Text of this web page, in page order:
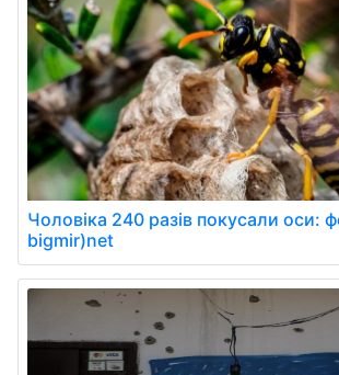
Чоловіка 240 разів покусали оси:
bigmir)net